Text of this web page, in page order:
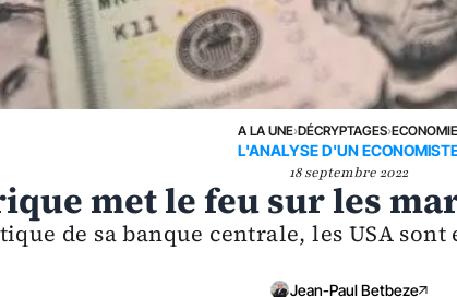
A LA UNE›DÉCRYPTAGES›ECONOMIE
L'ANALYSE D'UN
18 septembre 2022
met le feu sur les
de sa banque centrale, les USA
Jean-Paul Betbeze